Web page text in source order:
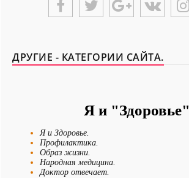
ДРУГИЕ - КАТЕГОРИИ САЙТА.
Я и "Здоровье"
Я и Здоровье.
Профилактика.
Образ жизни.
Народная медицина.
Доктор отвечает.